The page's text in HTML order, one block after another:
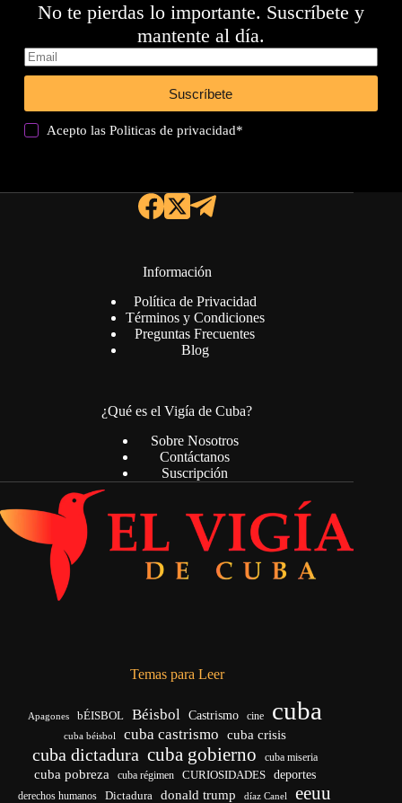
No te pierdas lo importante. Suscríbete y
mantente al día.
Suscríbete
Acepto lasPoliticas de privacidad*
Información
Política de Privacidad
Términos y Condiciones
Preguntas Frecuentes
Blog
¿Qué es el Vigía de Cuba?
Sobre Nosotros
Contáctanos
Suscripción
Temas para Leer
Apagones bÉISBOL Béisbol Castrismo cine cuba
cuba béisbol cuba castrismo cuba crisis
cuba dictadura cuba gobierno cuba miseria
cuba pobreza cuba régimen CURIOSIDADES deportes
derechos humanos Dictadura donald trump díaz Canel eeuu